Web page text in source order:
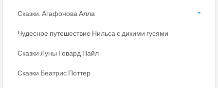
Сказки. Агафонова Алла
Чудесное путешествие Нильса с дикими гусями
Сказки Луны Говард Пайл
Сказки Беатрис Поттер